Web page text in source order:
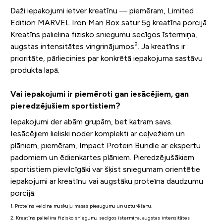
Daži iepakojumi ietver kreatīnu — piemēram, Limited
Edition MARVEL Iron Man Box satur 5g kreatīna porcijā.
Kreatīns palielina fizisko sniegumu secīgos īstermiņa,
augstas intensitātes vingrinājumos2. Ja kreatīns ir
prioritāte, pārliecinies par konkrētā iepakojuma sastāvu
produkta lapā.
Vai iepakojumi ir piemēroti gan iesācējiem, gan
pieredzējušiem sportistiem?
Iepakojumi der abām grupām, bet katram savs.
Iesācējiem lieliski noder komplekti ar ceļvežiem un
plāniem, piemēram, Impact Protein Bundle ar ekspertu
padomiem un ēdienkartes plāniem. Pieredzējušākiem
sportistiem pievilcīgāki var šķist sniegumam orientētie
iepakojumi ar kreatīnu vai augstāku proteīna daudzumu
porcijā.
1. Proteīns veicina muskuļu masas pieaugumu un uzturēšanu.
2. Kreatīns palielina fizisko sniegumu secīgos īstermiņa, augstas intensitātes